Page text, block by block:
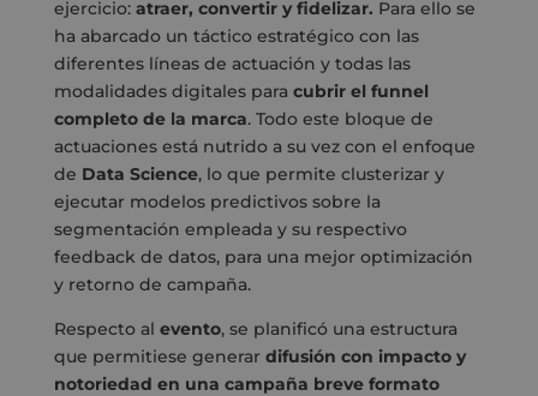
ejercicio: atraer, convertir y fidelizar. Para ello se
ha abarcado un táctico estratégico con las
diferentes líneas de actuación y todas las
modalidades digitales para cubrir el funnel
completo de la marca. Todo este bloque de
actuaciones está nutrido a su vez con el enfoque
de Data Science, lo que permite clusterizar y
ejecutar modelos predictivos sobre la
segmentación empleada y su respectivo
feedback de datos, para una mejor optimización
y retorno de campaña.
Respecto al evento, se planificó una estructura
que permitiese generar difusión con impacto y
notoriedad en una campaña breve formato